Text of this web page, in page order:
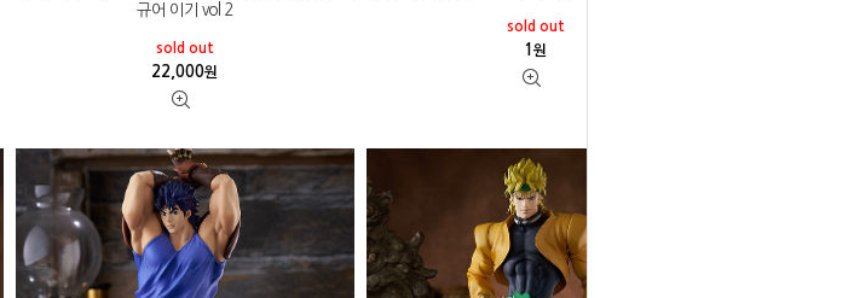
규어 이기 vol 2
sold out
22,000원
sold out
1원